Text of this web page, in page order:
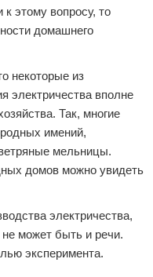
этому вопросу, то
домашнего
некоторые из
электричества вполне
Так, многие
имений,
мельницы.
домов можно увидеть
электричества,
может быть и речи.
эксперимента.